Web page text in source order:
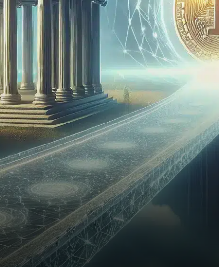
En octobre 2025, Bridge, une
filiale de Stripe spécialisée
dans les stablecoins, a
officiellement déposé une
demande pour obtenir une…